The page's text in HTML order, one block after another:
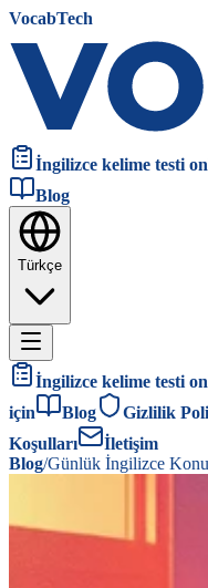
VocabTech
İngilizce kelime testi
Blog
Türkçe
İngilizce kelime testi
için
Blog Gizlilik
Koşulları
İletişim
Blog/Günlük İngilizce